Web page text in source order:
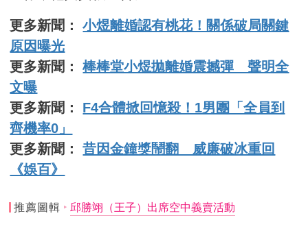
更多新聞：小煜離婚認有桃花！關係破局關鍵
原因曝光
更多新聞：棒棒堂小煜拋離婚震撼彈 聲明全
文曝
更多新聞： F4合體掀回憶殺！1男團「全員到
齊機率0」
更多新聞：昔因金鐘獎鬧翻 威廉破冰重回
《娛百》
推薦圖輯 邱勝翊（王子）出席空中義賣活動